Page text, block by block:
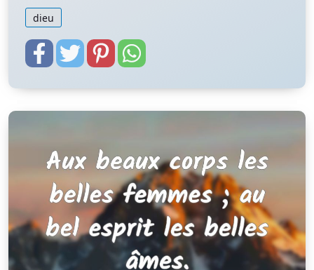
dieu